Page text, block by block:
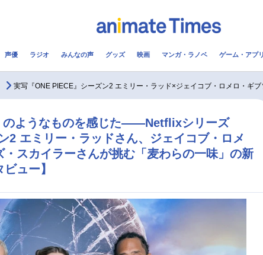
音楽 コスプレ 2.5次元
アニメ映画一覧 今期アニメ
FOLLOW US
声優 ラジオ みんなの声 グッズ 映画 マンガ・ラノベ ゲーム・アプリ
実写『ONE PIECE』シーズン2 エミリー・ラッド×ジェイコブ・ロメロ・ギ
のようなものを感じた――Netflixシリーズ
2 エミリー・ラッドさん、ジェイコブ・ロメ
・スカイラーさんが挑む「麦わらの一味」の新
ュー】